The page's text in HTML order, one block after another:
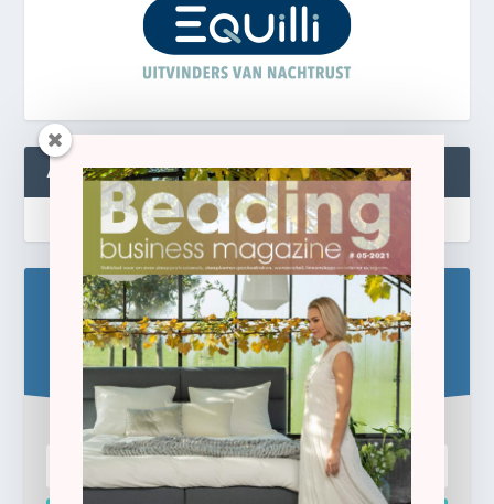
ABONNEREN
Blijf op de hoogte!
Schrijf u hier in voor de gratis e-newsletter.